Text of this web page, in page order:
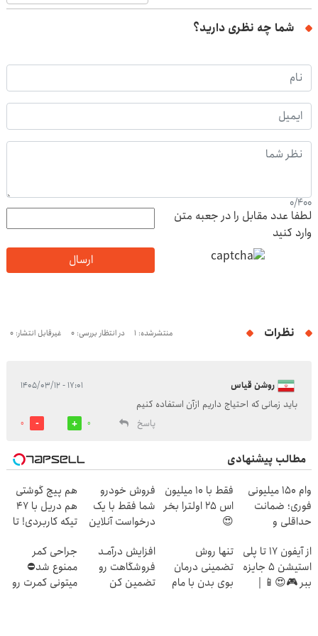
شما چه نظری دارید؟
0/400
لطفا عدد مقابل را در جعبه متن
وارد کنید
ارسال
نظرات منتشرشده: 1 در انتظار بررسی: 0 غیرقابل انتشار: 0
روشن قیاس ۱۷:۰۱ - ۱۴۰۵/۰۳/۱۲
باید زمانی که احتیاج داریم ازآن استفاده کنیم
پاسخ
0
0
مطالب پیشنهادی
وام ۱۵۰ میلیونی
فوری؛ ضمانت
حداقلی و
دوساله
فقط با 10 میلیون
اس 25 اولترا بخر
😍
فروش خودرو
شما فقط با یک
درخواست آنلاین
هم پیچ گوشتی
هم دریل با 47
تیکه کاربردی! تا
بخرش!🔥
از آیفون 17 تا پلی
استیشن 5 جایزه
ببر 🎮😍📱 |
تنها روش
تضمینی درمان
بوی بدن با مام
افزایش درآمـد
فروشگاهت رو
تضمین کن
جراحی کمر
ممنوع شد⛔
میتونی کمرت رو